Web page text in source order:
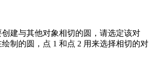
建与其他对象相切的圆，请选定该对
制的圆，点 1 和点 2 用来选择相切的对